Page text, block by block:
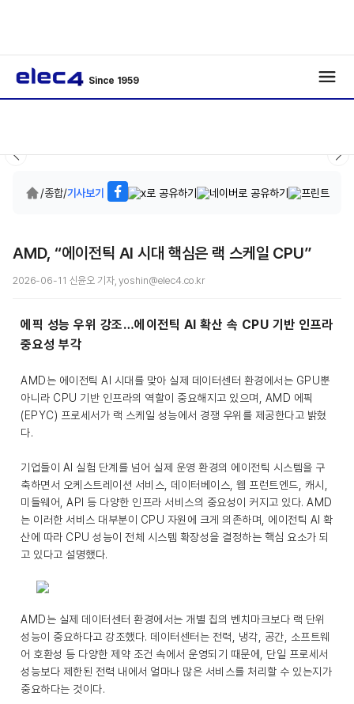
Since 1959
/종합/기사보기
AMD, “에이전틱 AI 시대 핵심은 랙 스케일 CPU”
2026-06-11 신윤오 기자, yoshin@elec4.co.kr
에픽 성능 우위 강조…에이전틱 AI 확산 속 CPU 기반 인프라
중요성 부각
AMD는 에이전틱 AI 시대를 맞아 실제 데이터센터 환경에서는 GPU뿐
아니라 CPU 기반 인프라의 역할이 중요해지고 있으며, AMD 에픽
(EPYC) 프로세서가 랙 스케일 성능에서 경쟁 우위를 제공한다고 밝혔
다.
기업들이 AI 실험 단계를 넘어 실제 운영 환경의 에이전틱 시스템을 구
축하면서 오케스트레이션 서비스, 데이터베이스, 웹 프런트엔드, 캐시,
미들웨어, API 등 다양한 인프라 서비스의 중요성이 커지고 있다. AMD
는 이러한 서비스 대부분이 CPU 자원에 크게 의존하며, 에이전틱 AI 확
산에 따라 CPU 성능이 전체 시스템 확장성을 결정하는 핵심 요소가 되
고 있다고 설명했다.
AMD는 실제 데이터센터 환경에서는 개별 칩의 벤치마크보다 랙 단위
성능이 중요하다고 강조했다. 데이터센터는 전력, 냉각, 공간, 소프트웨
어 호환성 등 다양한 제약 조건 속에서 운영되기 때문에, 단일 프로세서
성능보다 제한된 전력 내에서 얼마나 많은 서비스를 처리할 수 있는지가
중요하다는 것이다.